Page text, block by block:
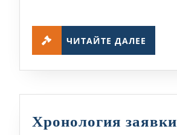
ЧИТАЙТЕ ДАЛЕЕ
Хронология заявки